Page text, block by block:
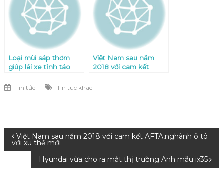
Loại mùi sáp thơm
giúp lái xe tỉnh táo
Việt Nam sau năm
2018 với cam kết
Tin tức Tin tuc khac
Điều
hướng
Việt Nam sau năm 2018 với cam kết AFTA,nghành ô tô
với xu thế mới
Hyundai vừa cho ra mắt thị trường Anh mẫu ix35